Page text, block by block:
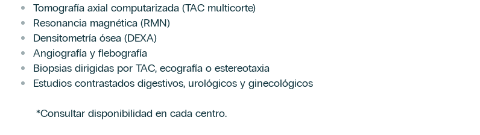
Tomografía axial computarizada (TAC multicorte)
Resonancia magnética (RMN)
Densitometría ósea (DEXA)
Angiografía y flebografía
Biopsias dirigidas por TAC, ecografía o estereotaxia
Estudios contrastados digestivos, urológicos y ginecológicos
*Consultar disponibilidad en cada centro.